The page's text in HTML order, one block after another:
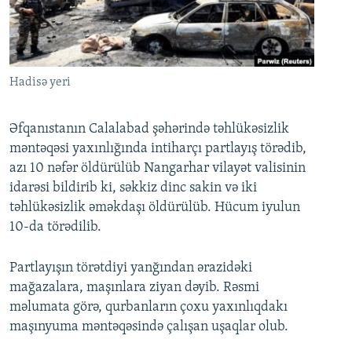
İNFOQRAFIKA
KARIKATURA
AZƏRBAYCAN ƏDƏBIYYATI KITABXANASI
İSLAM VƏ DEMOKRATIYA
MISSIYAMIZ
PEŞƏ ETIKASI VƏ JURNALISTIKA STANDARTLARIMIZ
BIZIMLƏ ƏLAQƏ
XƏBƏR BÜLLETENLƏRIMIZ
BIZI IZLƏ
Hadisə yeri
Əfqanıstanın Calalabad şəhərində təhlükəsizlik
məntəqəsi yaxınlığında intiharçı partlayış törədib,
azı 10 nəfər öldürülüb Nangarhar vilayət valisinin
idarəsi bildirib ki, səkkiz dinc sakin və iki
təhlükəsizlik əməkdaşı öldürülüb. Hücum iyulun
10-da törədilib.
Partlayışın törətdiyi yanğından ərazidəki
mağazalara, maşınlara ziyan dəyib. Rəsmi
məlumata görə, qurbanların çoxu yaxınlıqdakı
maşınyuma məntəqəsində çalışan uşaqlar olub.